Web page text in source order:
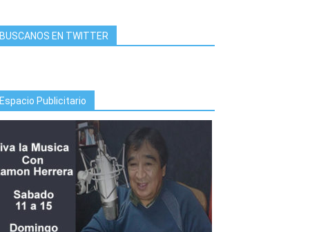
BUSCANOS EN TWITTER
Espacio Publicitario